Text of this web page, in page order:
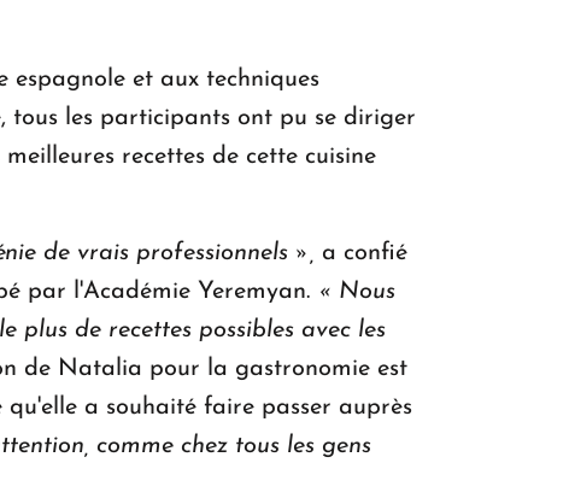
et aux techniques
tous les participants ont pu se diriger
recettes de cette cuisine
de vrais professionnels », a confié
par l'Académie Yeremyan. « Nous
de recettes possibles avec les
de Natalia pour la gastronomie est
a souhaité faire passer auprès
comme chez tous les gens